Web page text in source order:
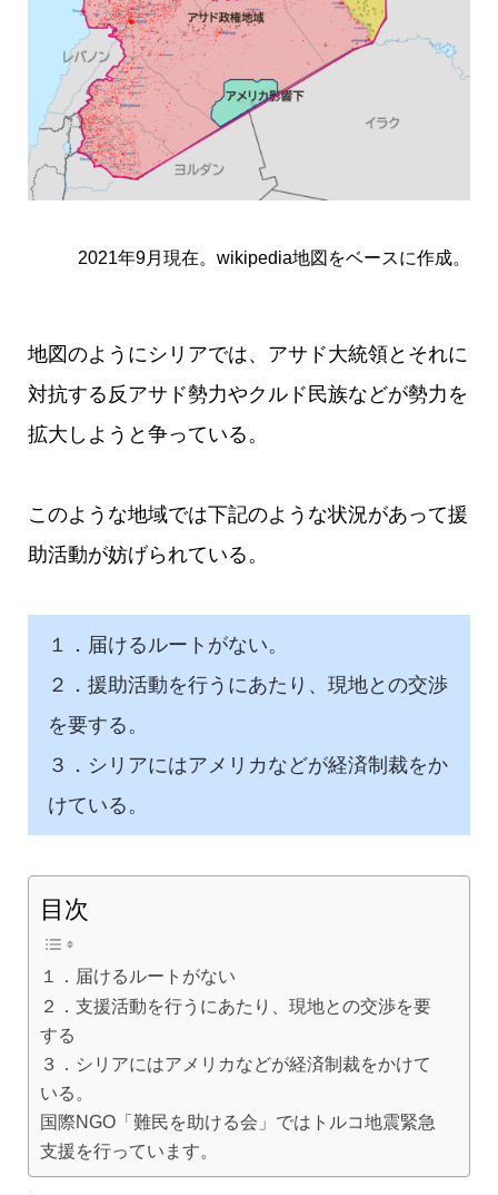
2021年9月現在。wikipedia地図をベースに作成。
地図のようにシリアでは、アサド大統領とそれに
対抗する反アサド勢力やクルド民族などが勢力を
拡大しようと争っている。
このような地域では下記のような状況があって援
助活動が妨げられている。
１．届けるルートがない。
２．援助活動を行うにあたり、現地との交渉
を要する。
３．シリアにはアメリカなどが経済制裁をか
けている。
目次
１．届けるルートがない
２．支援活動を行うにあたり、現地との交渉を要
する
３．シリアにはアメリカなどが経済制裁をかけて
いる。
国際NGO「難民を助ける会」ではトルコ地震緊急
支援を行っています。